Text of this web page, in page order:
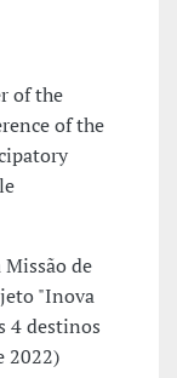
of the
of the
de
"Inova
4 destinos
2022)